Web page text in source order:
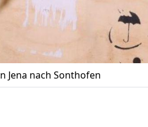
Jena nach Sonthofen